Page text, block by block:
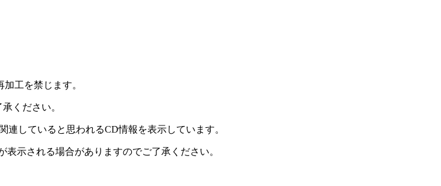
工を禁じます。
ください。
連していると思われるCD情報を表示しています。
示される場合がありますのでご了承ください。